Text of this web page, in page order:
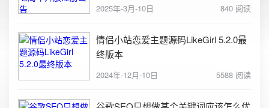
2025年-3月-10日 840 阅读
情侣小站恋爱主题源码LikeGirl 5.2.0最
终版本
2024年-12月-10日 5588 阅读